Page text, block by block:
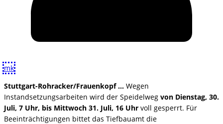
mk
Stuttgart-Rohracker/Frauenkopf … Wegen
Instandsetzungsarbeiten wird der Speidelweg von Dienstag, 30.
Juli, 7 Uhr, bis Mittwoch 31. Juli, 16 Uhr voll gesperrt. Für
Beeinträchtigungen bittet das Tiefbauamt die